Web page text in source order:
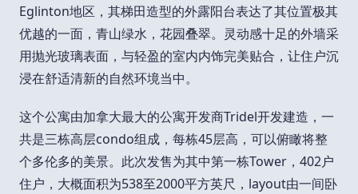
Eglinton地区，其梯田造型的外露阳台表达了其位置极其
优越的一面，青山绿水，花园叠翠。灵动感十足的外墙采
用抛光玻璃表面，与轻盈的室内内饰完美贴合，让住户沉
浸在舒适清新的自然环境当中。
这个公寓由加拿大最大的公寓开发商Tridel开发建造，一
共是三栋高层condo组成，每栋45层高，可以俯瞰将整
个多伦多的美景。此次发售为其中第一栋Tower，402户
住户，大概面积为538至2000平方英尺，layout由一间卧